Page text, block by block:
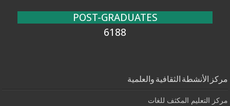
POST-GRADUATES
6188
مركز الأنشطة الثقافية والعلمية
مركز التعليم المكثف للغات